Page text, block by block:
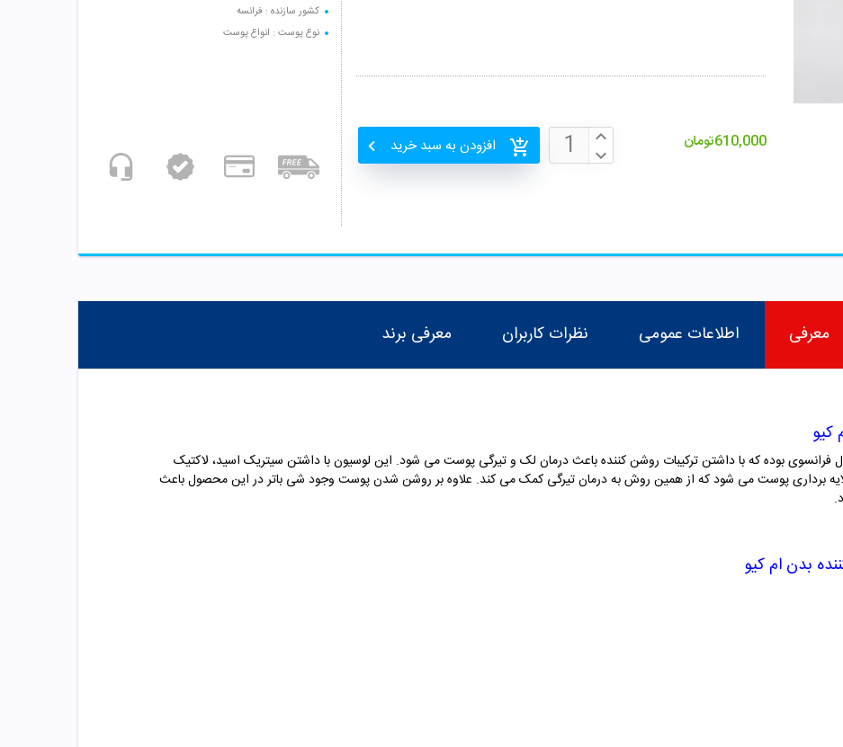
کشور سازنده : فرانسه
نوع پوست : انواع پوست
610,000تومان افزودن به سبد خرید
معرفی اطلاعات عمومی نظرات کاربران معرفی برند
کیو
بوده که با داشتن ترکیبات روشن کننده باعث درمان لک و تیرگی پوست می شود. این لوسیون با داشتن سیتریک اسید، لاکتیک
برداری پوست می شود که از همین روش به درمان تیرگی کمک می کند. علاوه بر روشن شدن پوست وجود شی باتر در این محصول باعث
بدن ام کیو